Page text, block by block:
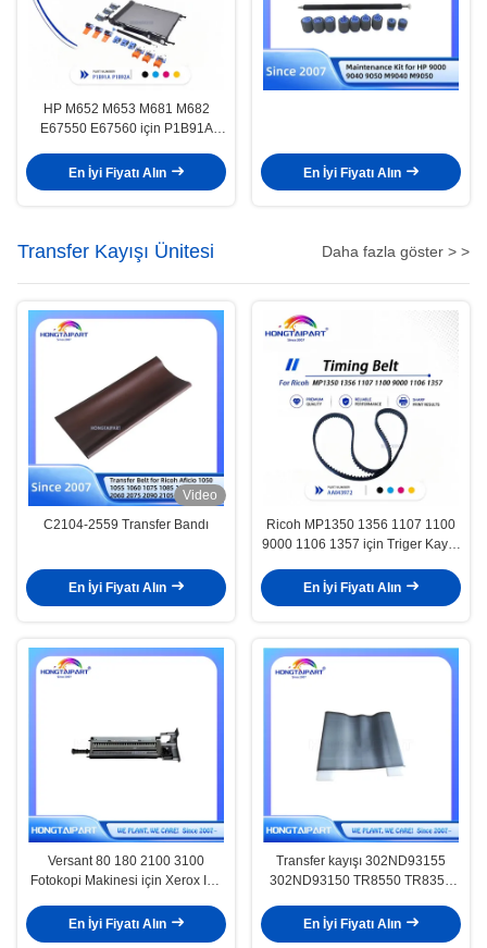
HP M652 M653 M681 M682
E67550 E67560 için P1B91A
En İyi Fiyatı Alın
En İyi Fiyatı Alın
Transfer Kayışı Ünitesi Daha fazla göster > >
Video
C2104-2559 Transfer Bandı
En İyi Fiyatı Alın
Ricoh MP1350 1356 1107 1100
9000 1106 1357 için Triger Kayışı
En İyi Fiyatı Alın
Versant 80 180 2100 3100
Fotokopi Makinesi için Xerox IBT
042K94710
En İyi Fiyatı Alın
Transfer kayışı 302ND93155
302ND93150 TR8550 TR8350
3252ci 3253ci 3552ci 4052ci
4053ci 5052ci 5053ci 6052ci
En İyi Fiyatı Alın